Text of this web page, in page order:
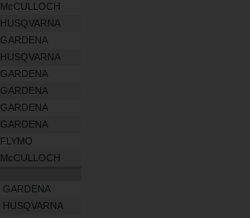
McCULLOCH
HUSQVARNA
GARDENA
HUSQVARNA
GARDENA
GARDENA
GARDENA
GARDENA
FLYMO
McCULLOCH
GARDENA
HUSQVARNA